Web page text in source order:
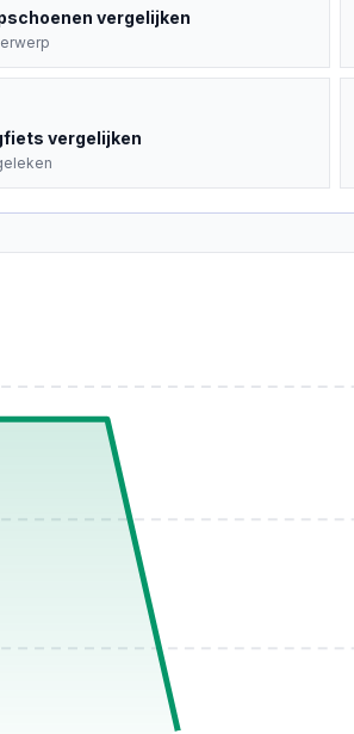
vergelijken
vergelijken